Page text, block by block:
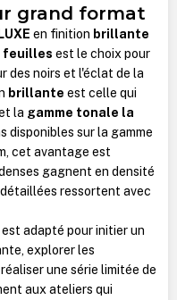
grand format
en finition brillante
feuilles est le choix pour
des noirs et l'éclat de la
brillante est celle qui
la gamme tonale la
disponibles sur la gamme
cet avantage est
gagnent en densité
ressortent avec
est adapté pour initier un
explorer les
une série limitée de
aux ateliers qui